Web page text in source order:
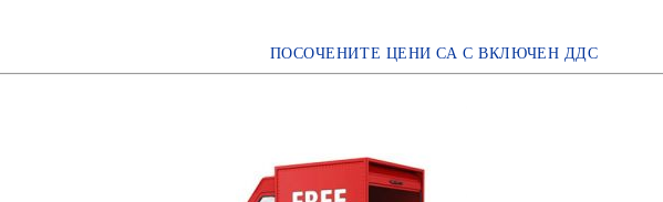
ПОСОЧЕНИТЕ ЦЕНИ СА С ВКЛЮЧЕН ДДС